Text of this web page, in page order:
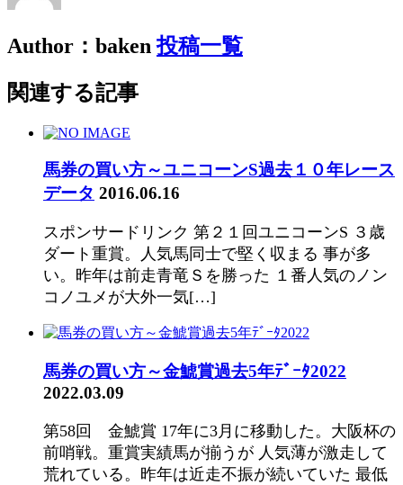
Author：baken投稿一覧
関連する記事
馬券の買い方～ユニコーンS過去１０年レース
データ 2016.06.16
スポンサードリンク 第２１回ユニコーンS ３歳
ダート重賞。人気馬同士で堅く収まる 事が多
い。昨年は前走青竜Ｓを勝った １番人気のノン
コノユメが大外一気[…]
馬券の買い方～金鯱賞過去5年ﾃﾞｰﾀ2022
2022.03.09
第58回 金鯱賞 17年に3月に移動した。大阪杯の
前哨戦。重賞実績馬が揃うが 人気薄が激走して
荒れている。昨年は近走不振が続いていた 最低